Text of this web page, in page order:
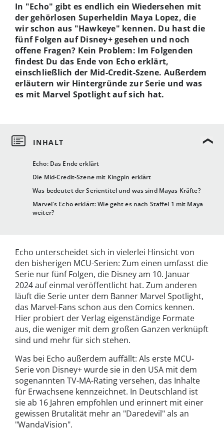
Echo: Das Ende erklärt
Die Mid-Credit-Szene mit Kingpin erklärt
Was bedeutet der Serientitel und was sind Mayas Kräfte?
Marvel's Echo erklärt: Wie geht es nach Staffel 1 mit Maya
weiter?
In "Echo" gibt es endlich ein Wiedersehen mit
der gehörlosen Superheldin Maya Lopez, die
wir schon aus "Hawkeye" kennen. Du hast die
fünf Folgen auf Disney+ gesehen und noch
offene Fragen? Kein Problem: Im Folgenden
findest Du das Ende von Echo erklärt,
einschließlich der Mid-Credit-Szene. Außerdem
erläutern wir Hintergründe zur Serie und was
es mit Marvel Spotlight auf sich hat.
Echo unterscheidet sich in vielerlei Hinsicht von
den bisherigen MCU-Serien: Zum einen umfasst die
Serie nur fünf Folgen, die Disney am 10. Januar
2024 auf einmal veröffentlicht hat. Zum anderen
läuft die Serie unter dem Banner Marvel Spotlight,
das Marvel-Fans schon aus den Comics kennen.
Hier probiert der Verlag eigenständige Formate
aus, die weniger mit dem großen Ganzen verknüpft
sind und mehr für sich stehen.
Was bei Echo außerdem auffällt: Als erste MCU-
Serie von Disney+ wurde sie in den USA mit dem
sogenannten TV-MA-Rating versehen, das Inhalte
für Erwachsene kennzeichnet. In Deutschland ist
sie ab 16 Jahren empfohlen und erinnert mit einer
gewissen Brutalität mehr an "Daredevil" als an
"WandaVision".